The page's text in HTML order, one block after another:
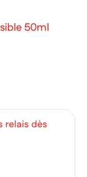
50ml
relais dès